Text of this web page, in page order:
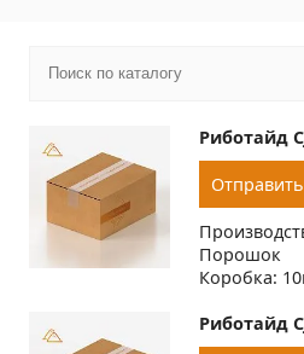
Риботайд
Порошок
Коробка:
Риботайд